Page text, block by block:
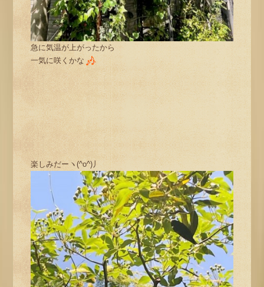
急に気温が上がったから
一気に咲くかな
楽しみだーヽ(^o^)丿